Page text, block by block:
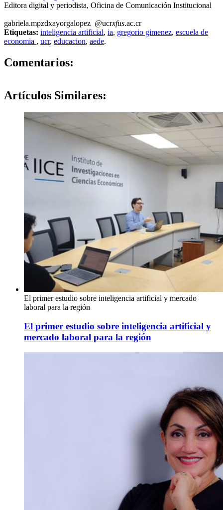
Editora digital y periodista, Oficina de Comunicación Institucional
gabriela.mpzdxayorgalopez @ucrxfus.ac.cr
Etiquetas: inteligencia artificial, ia, gregorio gimenez, escuela de
economia , ucr, educacion, aede.
Comentarios:
Artículos Similares:
El primer estudio sobre inteligencia artificial y mercado
laboral para la región
El primer estudio sobre inteligencia artificial y
mercado laboral para la región